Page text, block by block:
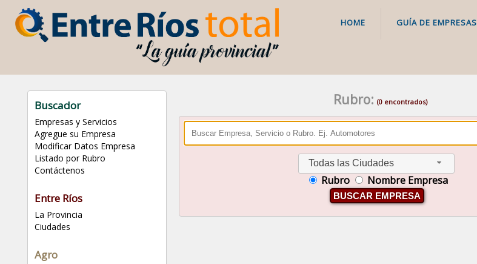
HOME GUÍA DE EMPRESAS
Buscador
Empresas y Servicios
Agregue su Empresa
Modificar Datos Empresa
Listado por Rubro
Contáctenos
Entre Ríos
La Provincia
Ciudades
Agro
Rubro: (0 encontrados)
Todas las Ciudades
Rubro Nombre Empresa
BUSCAR EMPRESA